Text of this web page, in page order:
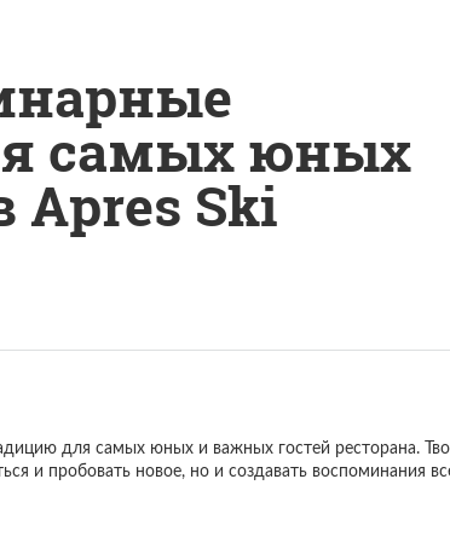
самых юных
Apres Ski
для самых юных и важных гостей ресторана.
и пробовать новое, но и создавать воспоминания